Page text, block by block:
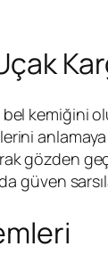
kemiğini
gözden
güven